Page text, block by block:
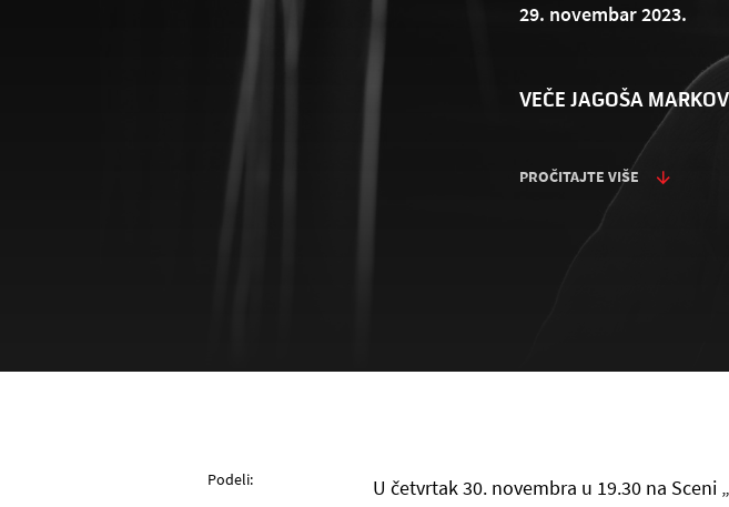
29. novembar 2023.
VEČE JAGOŠA
PROČITAJTE VIŠE
Podeli:
U četvrtak 30. novembra u 19.30 na